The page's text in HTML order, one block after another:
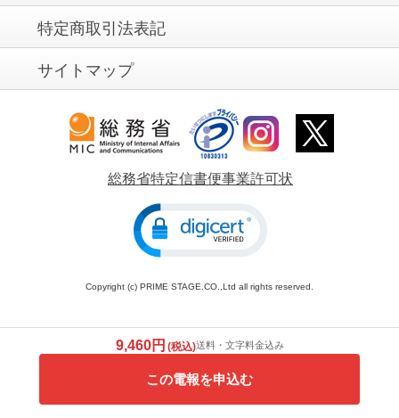
特定商取引法表記
サイトマップ
総務省特定信書便事業許可状
Copyright (c) PRIME STAGE.CO.,Ltd all rights reserved.
9,460円 (税込)送料・文字料金込み
この電報を申込む